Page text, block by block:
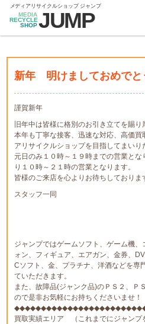
新年 明けましておめでと
謹賀新年
旧年中は皆様に格別のお引き立てを賜り
本年も丁寧な接客、迅速な対応、高価
アリサイクルショップを目指してまいり
元日のみ１０時～１９時までの営業と
り１０時～２１時の営業となります。
皆様のご来店を心よりお待ちしておりま
スタッフ一同
ジャンプではゲームソフト、ゲーム機
ォン、フィギュア、エアガン、金券、
Cソフト、金、プラチナ、洋酒などを専
ていただきます。
また、故障品(ジャンク品)のＰＳ２、Ｐ
ので是非お気軽にお持ちくださいませ！
買取実績エリア （これまでにジャンプ